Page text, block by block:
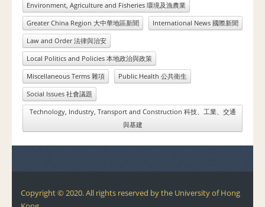
Environment, Agriculture and Fisheries 環境及漁農業
Greater China Region 大中華地區新聞
International News 國際新聞
Law and Order 法律與治安
Local Politics and Policies 本地政治與政策
Miscellaneous Terms 雜項
Public Health 公共衛生
Social Issues 社會議題
Technology, Industry, Transport and Construction 科技、工業、交通
與基建
Copyright © 2020. All rights reserved by the University of Hong